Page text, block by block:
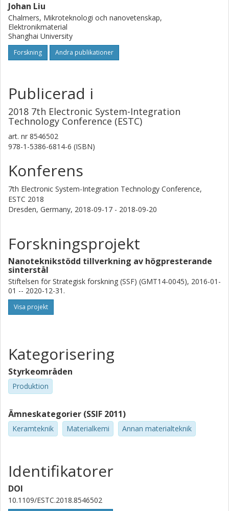
Johan Liu
Chalmers, Mikroteknologi och nanovetenskap,
Elektronikmaterial
Shanghai University
Forskning Andra publikationer
Publicerad i
2018 7th Electronic System-Integration
Technology Conference (ESTC)
art. nr 8546502
978-1-5386-6814-6 (ISBN)
Konferens
7th Electronic System-Integration Technology Conference,
ESTC 2018
Dresden, Germany, 2018-09-17 - 2018-09-20
Forskningsprojekt
Nanoteknikstödd tillverkning av högpresterande
sinterstål
Stiftelsen för Strategisk forskning (SSF) (GMT14-0045), 2016-01-
01 -- 2020-12-31.
Visa projekt
Kategorisering
Styrkeområden
Produktion
Ämneskategorier (SSIF 2011)
Keramteknik Materialkemi Annan materialteknik
Identifikatorer
DOI
10.1109/ESTC.2018.8546502